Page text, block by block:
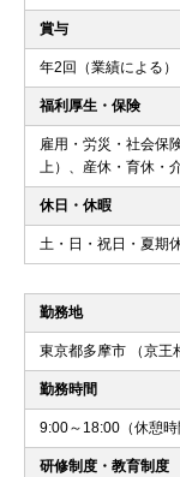
賞与
年2回（業績による）
福利厚生・保険
雇用・労災・社会保
上）、産休・育休・
休日・休暇
土・日・祝日・夏期
勤務地
東京都多摩市 （京王
勤務時間
9:00～18:00（休憩時
研修制度・教育制度